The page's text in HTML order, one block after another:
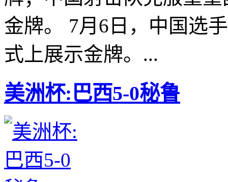
金牌。 7月6日，中国选
式上展示金牌。...
美洲杯:巴西5-0秘鲁